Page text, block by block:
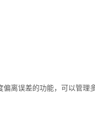
离误差的功能，可以管理